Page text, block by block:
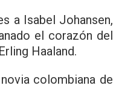
a Isabel Johansen,
el corazón del
Haaland.
colombiana de